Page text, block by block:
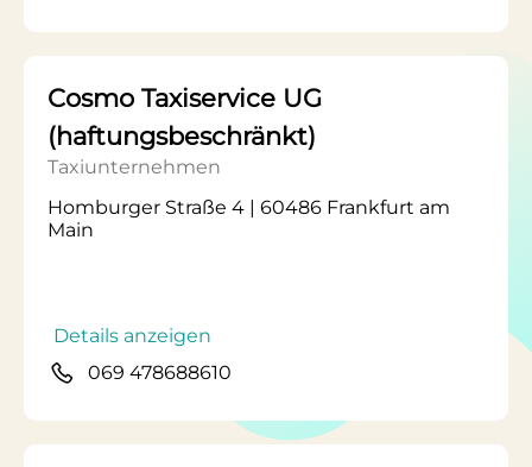
Cosmo Taxiservice UG
(haftungsbeschränkt)
Taxiunternehmen
Homburger Straße 4 | 60486 Frankfurt am
Main
Details anzeigen
069 478688610